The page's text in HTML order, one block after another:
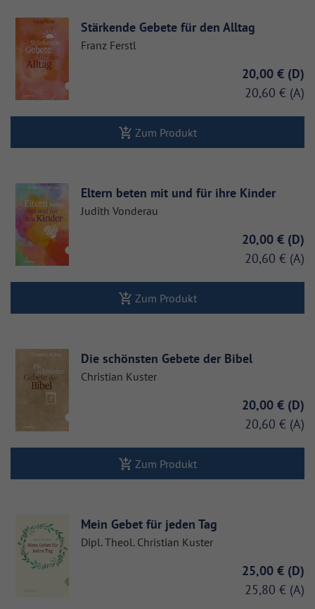
Stärkende Gebete für den Alltag
Franz Ferstl
20,00 €
20,60 €
Zum Produkt
Eltern beten mit und für ihre Kinder
Judith Vonderau
20,00 €
20,60 €
Zum Produkt
Die schönsten Gebete der Bibel
Christian Kuster
20,00 €
20,60 €
Zum Produkt
Mein Gebet für jeden Tag
Dipl. Theol. Christian Kuster
25,00 €
25,80 €